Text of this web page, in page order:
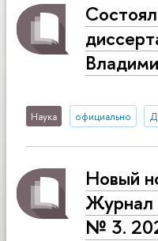
Наука официально
Новый
Журнал
№ 3.